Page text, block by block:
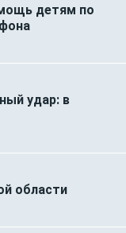
детям по
удар: в
области